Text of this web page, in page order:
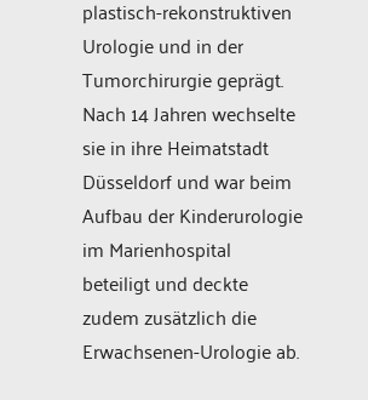
plastisch-rekonstruktiven
Urologie und in der
Tumorchirurgie geprägt.
Nach 14 Jahren wechselte
sie in ihre Heimatstadt
Düsseldorf und war beim
Aufbau der Kinderurologie
im Marienhospital
beteiligt und deckte
zudem zusätzlich die
Erwachsenen-Urologie ab.